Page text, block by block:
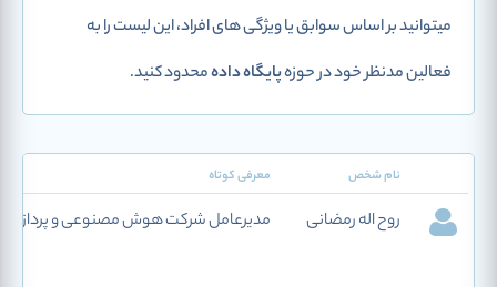
میتوانید بر اساس سوابق یا ویژگی های افراد، این لیست را به
فعالین مدنظر خود در حوزهپایگاه دادهمحدود کنید.
نام شخص معرفی کوتاه
روح اله رمضانی مدیرعامل شرکت هوش مصنوعی و پردازش